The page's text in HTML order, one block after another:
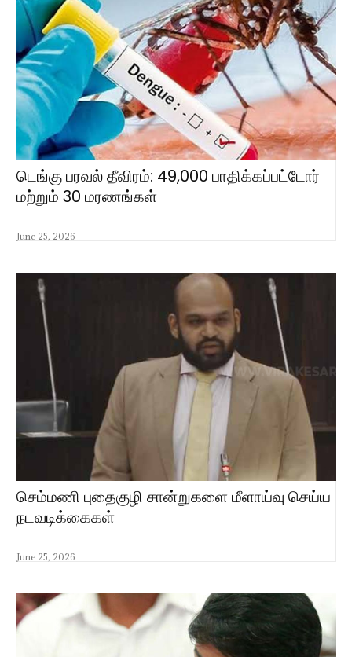
டெங்கு பரவல் தீவிரம்: 49,000 பாதிக்கப்பட்டோர்
மற்றும் 30 மரணங்கள்
June 25, 2026
செம்மணி புதைகுழி சான்றுகளை மீளாய்வு செய்ய
நடவடிக்கைகள்
June 25, 2026